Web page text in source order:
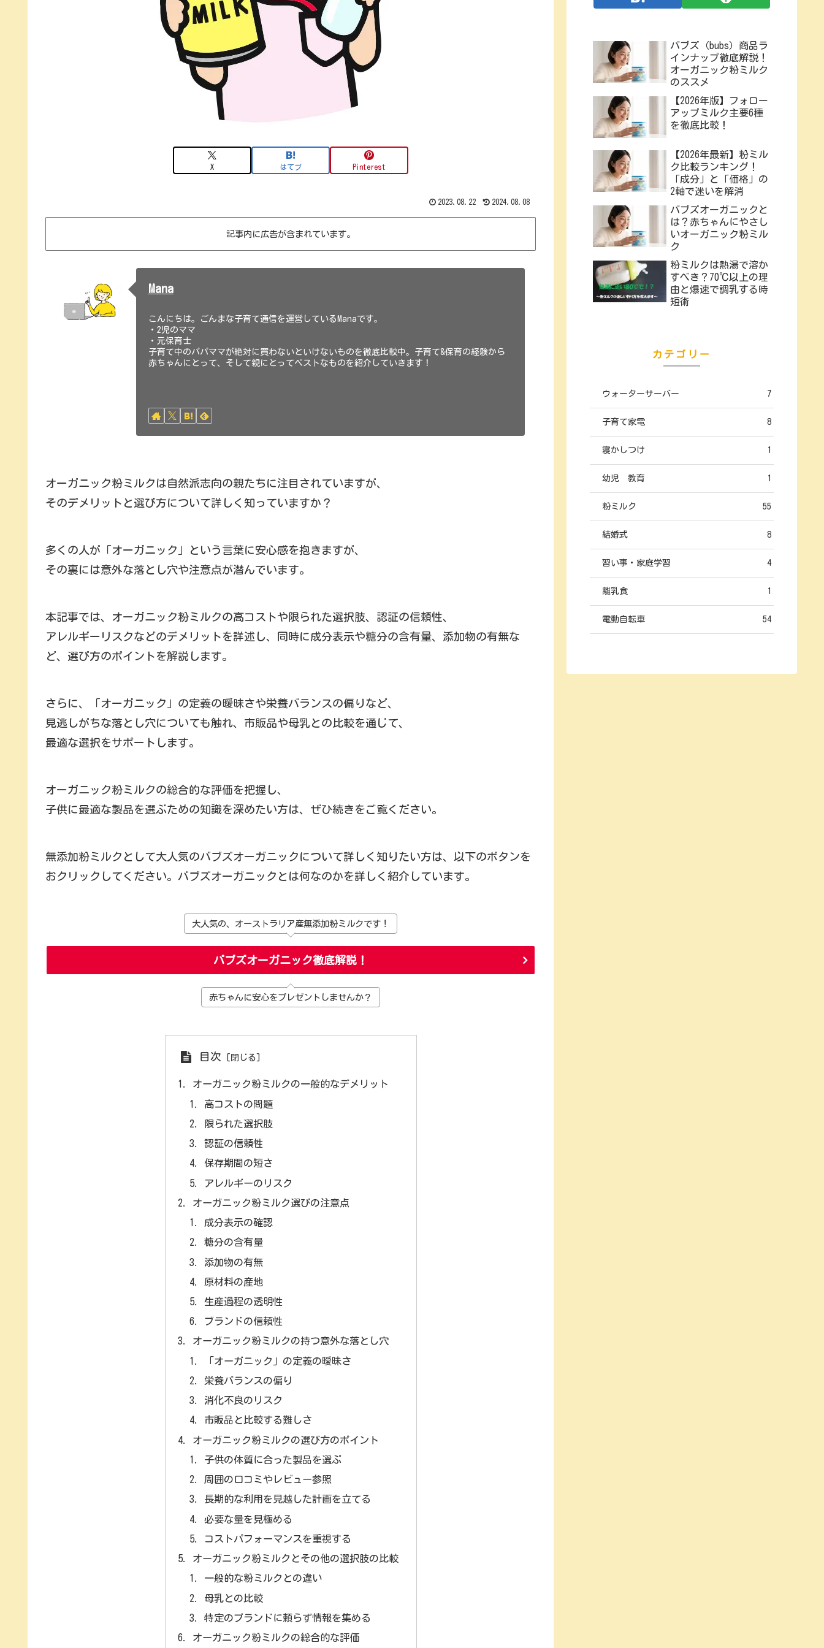
X はてブ Pinterest
2023.08.22 2024.08.08
記事内に広告が含まれています。
Mana
こんにちは。ごんまな子育て通信を運営しているManaです。
・2児のママ
・元保育士
子育て中のパパママが絶対に買わないといけないものを徹底比較中。子育て&保育の経験から
赤ちゃんにとって、そして親にとってベストなものを紹介していきます！
オーガニック粉ミルクは自然派志向の親たちに注目されていますが、
そのデメリットと選び方について詳しく知っていますか？
多くの人が「オーガニック」という言葉に安心感を抱きますが、
その裏には意外な落とし穴や注意点が潜んでいます。
本記事では、オーガニック粉ミルクの高コストや限られた選択肢、認証の信頼性、
アレルギーリスクなどのデメリットを詳述し、同時に成分表示や糖分の含有量、添加物の有無な
ど、選び方のポイントを解説します。
さらに、「オーガニック」の定義の曖昧さや栄養バランスの偏りなど、
見逃しがちな落とし穴についても触れ、市販品や母乳との比較を通じて、
最適な選択をサポートします。
オーガニック粉ミルクの総合的な評価を把握し、
子供に最適な製品を選ぶための知識を深めたい方は、ぜひ続きをご覧ください。
無添加粉ミルクとして大人気のバブズオーガニックについて詳しく知りたい方は、以下のボタンを
おクリックしてください。バブズオーガニックとは何なのかを詳しく紹介しています。
大人気の、オーストラリア産無添加粉ミルクです！
バブズオーガニック徹底解説！
赤ちゃんに安心をプレゼントしませんか？
目次
オーガニック粉ミルクの一般的なデメリット
高コストの問題
限られた選択肢
認証の信頼性
保存期間の短さ
アレルギーのリスク
オーガニック粉ミルク選びの注意点
成分表示の確認
糖分の含有量
添加物の有無
原材料の産地
生産過程の透明性
ブランドの信頼性
オーガニック粉ミルクの持つ意外な落とし穴
「オーガニック」の定義の曖昧さ
栄養バランスの偏り
消化不良のリスク
市販品と比較する難しさ
オーガニック粉ミルクの選び方のポイント
子供の体質に合った製品を選ぶ
周囲の口コミやレビュー参照
長期的な利用を見越した計画を立てる
必要な量を見極める
コストパフォーマンスを重視する
オーガニック粉ミルクとその他の選択肢の比較
一般的な粉ミルクとの違い
母乳との比較
特定のブランドに頼らず情報を集める
オーガニック粉ミルクの総合的な評価
バブズ（bubs）商品ラ
インナップ徹底解説！
オーガニック粉ミルク
のススメ
【2026年版】フォロー
アップミルク主要6種
を徹底比較！
【2026年最新】粉ミル
ク比較ランキング！
「成分」と「価格」の
2軸で迷いを解消
バブズオーガニックと
は？赤ちゃんにやさし
いオーガニック粉ミル
ク
粉ミルクは熱湯で溶か
すべき？70℃以上の理
由と爆速で調乳する時
短術
カテゴリー
ウォーターサーバー 7
子育て家電 8
寝かしつけ 1
幼児 教育 1
粉ミルク 55
結婚式 8
習い事・家庭学習 4
離乳食 1
電動自転車 54